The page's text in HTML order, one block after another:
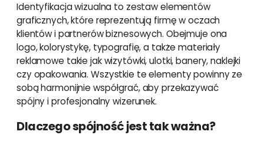
Identyfikacja wizualna to zestaw elementów
graficznych, które reprezentują firmę w oczach
klientów i partnerów biznesowych. Obejmuje ona
logo, kolorystykę, typografię, a także materiały
reklamowe takie jak wizytówki, ulotki, banery, naklejki
czy opakowania. Wszystkie te elementy powinny ze
sobą harmonijnie współgrać, aby przekazywać
spójny i profesjonalny wizerunek.
Dlaczego spójność jest tak ważna?